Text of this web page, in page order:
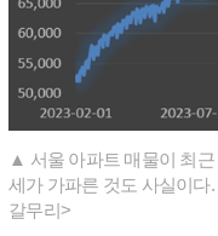
▲ 서울 아파트 매물이 최
세가 가파른 것도 사실이다
갈무리>